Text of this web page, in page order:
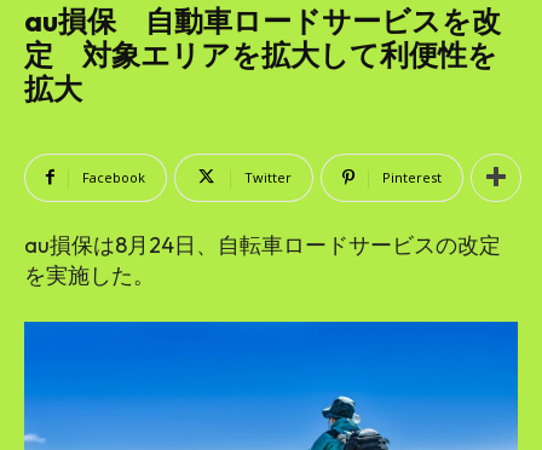
au損保 自動車ロードサービスを改
定 対象エリアを拡大して利便性を
拡大
Facebook Twitter Pinterest
au損保は8月24日、自転車ロードサービスの改定
を実施した。